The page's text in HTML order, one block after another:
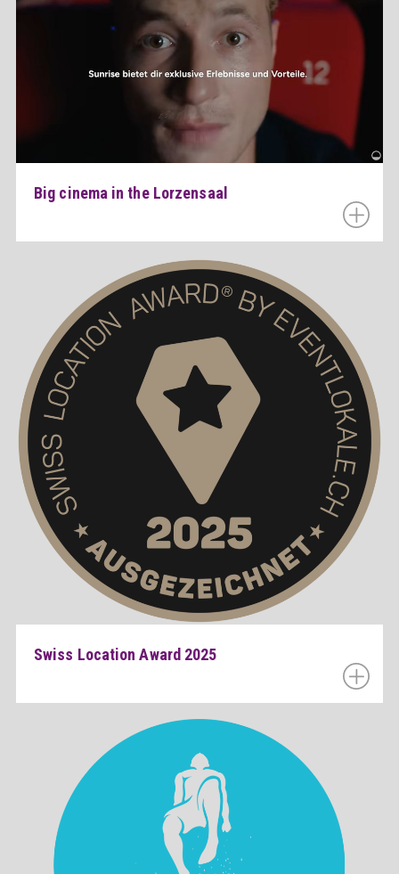
Big cinema in the Lorzensaal
Swiss Location Award 2025